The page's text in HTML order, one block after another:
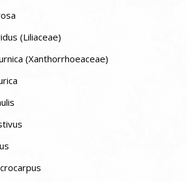
(Liliaceae)
(Xanthorrhoeaceae)